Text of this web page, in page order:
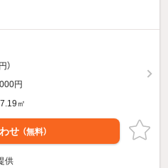
）
円
㎡
せ （無料）
供